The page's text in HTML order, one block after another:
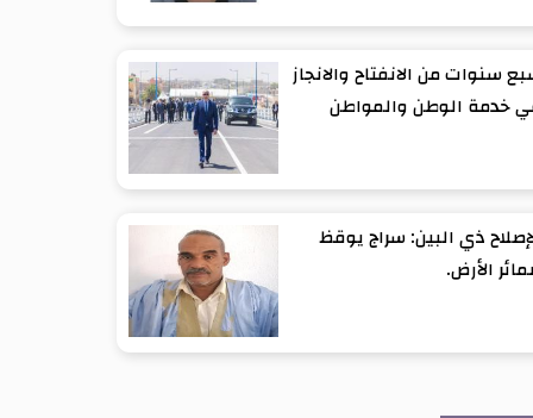
سنوات من الانفتاح والانجاز
خدمة الوطن والمواطن
ذي البين: سراج يوقظ
الأرض.